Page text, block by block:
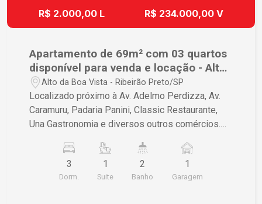
R$ 2.000,00 L R$ 234.000,00 V
Apartamento de 69m² com 03 quartos
disponível para venda e locação - Alto
da Boa Vista
Alto da Boa Vista - Ribeirão Preto/SP
Localizado próximo à Av. Adelmo Perdizza, Av.
Caramuru, Padaria Panini, Classic Restaurante,
Una Gastronomia e diversos outros comércios.
01 suíte; - Sala ampla; - Cozinha com armários; -
Área de serviço - 02 Banheiros com box-blindex;
- 01 vaga de garagem. Condomínio com: -
3
Dorm.
1
Suite
2
Banho
1
Garagem